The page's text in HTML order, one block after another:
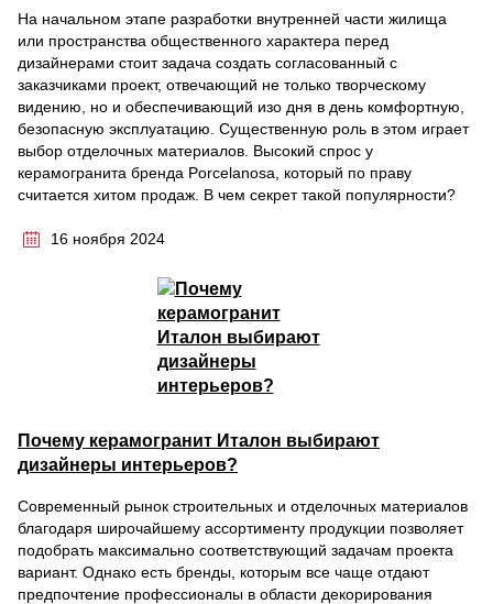
На начальном этапе разработки внутренней части жилища
или пространства общественного характера перед
дизайнерами стоит задача создать согласованный с
заказчиками проект, отвечающий не только творческому
видению, но и обеспечивающий изо дня в день комфортную,
безопасную эксплуатацию. Существенную роль в этом играет
выбор отделочных материалов. Высокий спрос у
керамогранита бренда Porcelanosa, который по праву
считается хитом продаж. В чем секрет такой популярности?
16 ноября 2024
Почему керамогранит Италон выбирают
дизайнеры интерьеров?
Современный рынок строительных и отделочных материалов
благодаря широчайшему ассортименту продукции позволяет
подобрать максимально соответствующий задачам проекта
вариант. Однако есть бренды, которым все чаще отдают
предпочтение профессионалы в области декорирования